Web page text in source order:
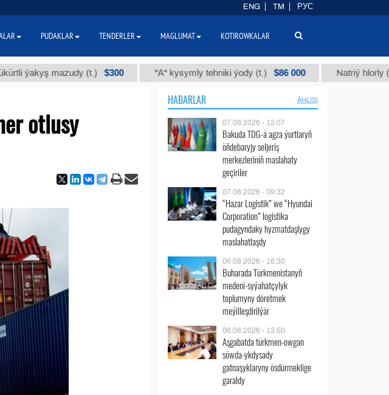
mazudy (t.) $300 "А" kysymly tehniki ýody (t.) $86 000 Natriý hlorly (nahar
otlusy
HABARLAR ÄHLISI
07.08.2026 - 13:07
Bakuda TDG-ä agza ýurtlaryň
öňdebaryjy seljeriş
merkezleriniň maslahaty
geçiriler
07.08.2026 - 09:32
“Hazar Logistik” we “Hyundai
Corporation” logistika
pudagyndaky hyzmatdaşlygy
maslahatlaşdy
06.08.2026 - 16:30
Buharada Türkmenistanyň
medeni-syýahatçylyk
toplumyny döretmek
meýilleşdirilýär
06.08.2026 - 13:50
Aşgabatda türkmen-owgan
söwda-ykdysady
gatnaşyklaryny ösdürmeklige
garaldy
ENG TM РУС
PUDAKLAR TENDERLER MAGLUMAT KOTIROWKALAR